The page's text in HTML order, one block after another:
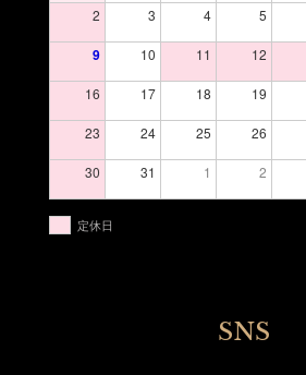
2 3 4 5
9 10 11 12
16 17 18 19
23 24 25 26
30 31 1 2
定休日
SNS